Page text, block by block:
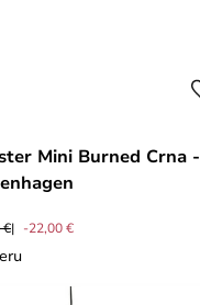
Mini Burned Crna -
€ -22,00 €